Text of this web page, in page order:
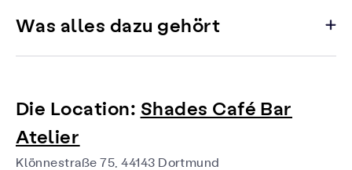
Was alles dazu gehört
Die Location: Shades Café Bar
Atelier
Klönnestraße 75, 44143 Dortmund